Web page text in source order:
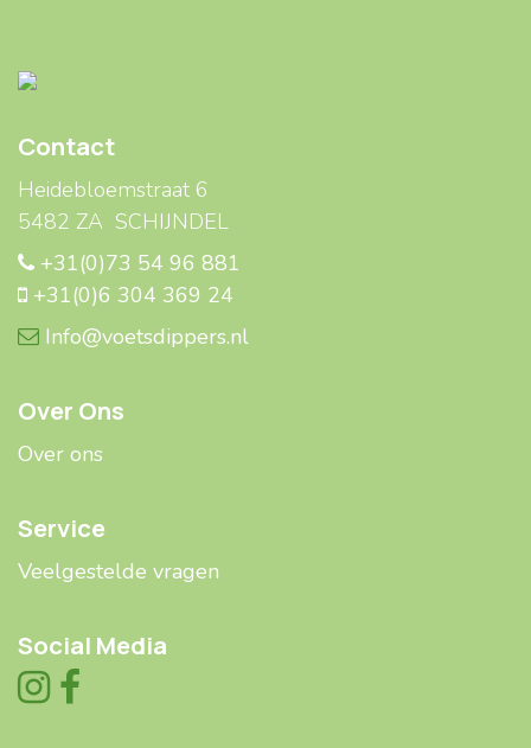
Contact
Heidebloemstraat 6
5482 ZA SCHIJNDEL
+31(0)73 54 96 881
+31(0)6 304 369 24
Info@voetsdippers.nl
Over Ons
Over ons
Service
Veelgestelde ​​vragen
Social Media